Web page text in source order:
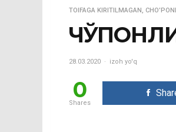
TOIFAGA KIRITILMAGAN,
28.03.2020 izoh yo'q
0
Shares